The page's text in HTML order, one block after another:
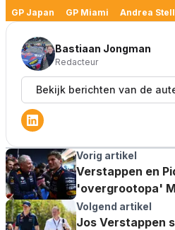
GP Japan
GP Miami Andrea
Bastiaan Jongman
Redacteur
Bekijk berichten van de
Vorig artikel
Verstappen en
'overgrootopa'
'Hebben het
Volgend artikel
Jos Verstappen